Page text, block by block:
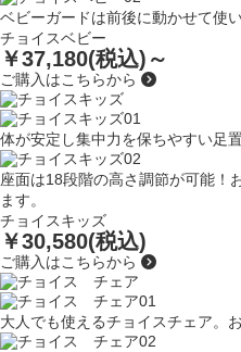
ベビーガードは前後に動かせて使
チョイスベビー
￥37,180(税込)～
ご購入はこちらから
体が安定し集中力を保ちやすい足
座面は18段階の高さ調節が可能！
ます。
チョイスキッズ
￥30,580(税込)
ご購入はこちらから
大人でも使えるチョイスチェア。